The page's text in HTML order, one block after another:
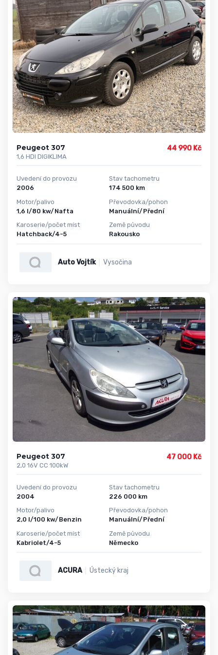
Peugeot 307
1,6 HDI DIGIKLIMA
44 990 Kč
Uvedení do provozu
2006
Motor/palivo
1,6 l/80 kw/Nafta
Karoserie/počet míst
Hatchback/4-5
Stav tachometru
174 500 km
Převodovka/pohon
Manuální/Přední
Země původu
Rakousko
Auto Vojtík Vysočina
Peugeot 307
2,0 16V CC 100kW
47 000 Kč
Uvedení do provozu
2004
Motor/palivo
2,0 l/100 kw/Benzin
Karoserie/počet míst
Kabriolet/4-5
Stav tachometru
226 000 km
Převodovka/pohon
Manuální/Přední
Země původu
Německo
ACURA Ústecký kraj